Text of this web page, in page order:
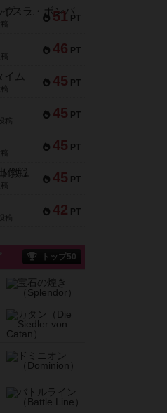
51 PT
キャプテン・フリップ：イスラ・ボンバ
46 PT
45 PT
イム
45 PT
稿
45 PT
45 PT
Bitter End ブタペスト救出作戦
42 PT
稿
トップ50